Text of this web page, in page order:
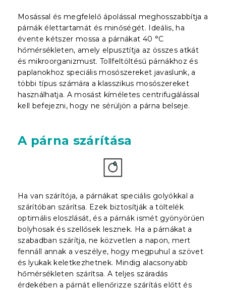
Mosással és megfelelő ápolással meghosszabbítja a
párnák élettartamát és minőségét. Ideális, ha
évente kétszer mossa a párnákat 40 °C
hőmérsékleten, amely elpusztítja az összes atkát
és mikroorganizmust. Tollfeltöltésű párnákhoz és
paplanokhoz speciális mosószereket javaslunk, a
többi típus számára a klasszikus mosószereket
használhatja. A mosást kíméletes centrifugálással
kell befejezni, hogy ne sérüljön a párna belseje.
A párna szárítása
Ha van szárítója, a párnákat speciális golyókkal a
szárítóban szárítsa. Ezek biztosítják a töltelék
optimális eloszlását, és a párnák ismét gyönyörűen
bolyhosak és szellősek lesznek. Ha a párnákat a
szabadban szárítja, ne közvetlen a napon, mert
fennáll annak a veszélye, hogy megpuhul a szövet
és lyukak keletkezhetnek. Mindig alacsonyabb
hőmérsékleten szárítsa. A teljes száradás
érdekében a párnát ellenőrizze szárítás előtt és